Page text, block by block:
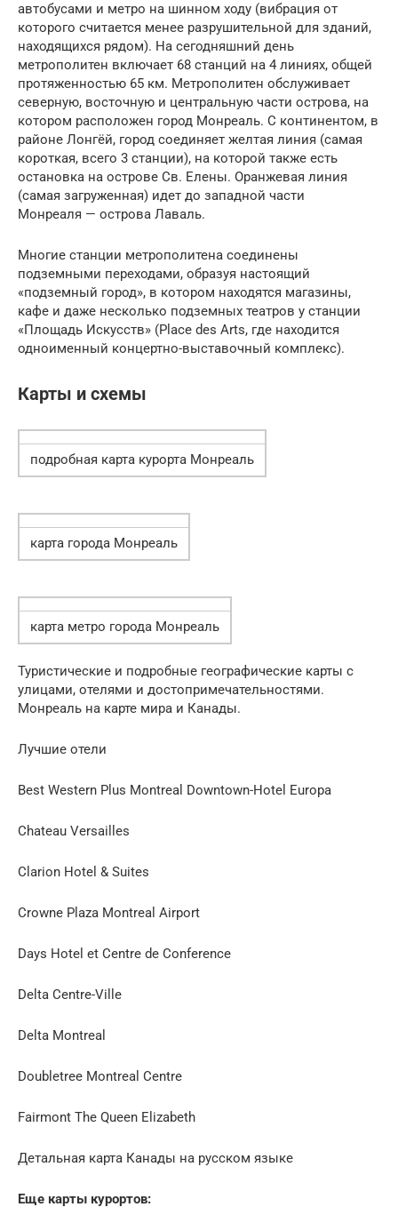
автобусами и метро на шинном ходу (вибрация от
которого считается менее разрушительной для зданий,
находящихся рядом). На сегодняшний день
метрополитен включает 68 станций на 4 линиях, общей
протяженностью 65 км. Метрополитен обслуживает
северную, восточную и центральную части острова, на
котором расположен город Монреаль. С континентом, в
районе Лонгёй, город соединяет желтая линия (самая
короткая, всего 3 станции), на которой также есть
остановка на острове Св. Елены. Оранжевая линия
(самая загруженная) идет до западной части
Монреаля — острова Лаваль.
Многие станции метрополитена соединены
подземными переходами, образуя настоящий
«подземный город», в котором находятся магазины,
кафе и даже несколько подземных театров у станции
«Площадь Искусств» (Place des Arts, где находится
одноименный концертно-выставочный комплекс).
Карты и схемы
подробная карта курорта Монреаль
карта города Монреаль
карта метро города Монреаль
Туристические и подробные географические карты с
улицами, отелями и достопримечательностями.
Монреаль на карте мира и Канады.
Лучшие отели
Best Western Plus Montreal Downtown-Hotel Europa
Chateau Versailles
Clarion Hotel & Suites
Crowne Plaza Montreal Airport
Days Hotel et Centre de Conference
Delta Centre-Ville
Delta Montreal
Doubletree Montreal Centre
Fairmont The Queen Elizabeth
Детальная карта Канады на русском языке
Еще карты курортов: